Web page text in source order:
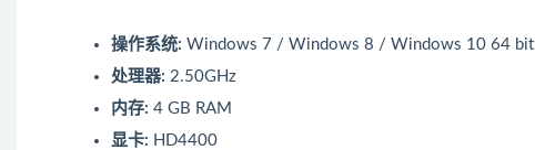
操作系统: Windows 7 / Windows 8 / Windows 10 64 bit
处理器: 2.50GHz
内存: 4 GB RAM
显卡: HD4400